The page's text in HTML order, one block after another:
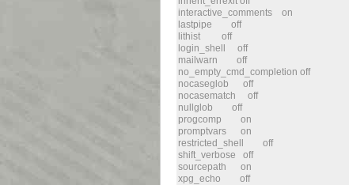
interactive_comments on
lastpipe off
lithist off
login_shell off
mailwarn off
no_empty_cmd_completion off
nocaseglob off
nocasematch off
nullglob off
progcomp on
promptvars on
restricted_shell off
shift_verbose off
sourcepath on
xpg_echo off